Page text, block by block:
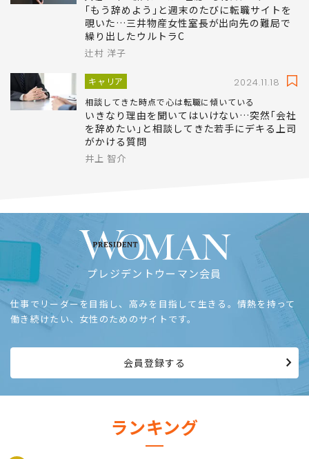
｢もう辞めよう｣と週末のたびに転職サイトを
覗いた…三井物産女性室長が出向先の難局で
繰り出したウルトラC
辻村 洋子
キャリア 2024.11.18
相談してきた時点で心は転職に傾いている
いきなり理由を聞いてはいけない…突然｢会社
を辞めたい｣と相談してきた若手にデキる上司
がかける質問
井上 智介
プレジデントウーマン会員
仕事でリーダーを目指し、高みを目指して生きる。情熱を持って
働き続けたい、女性のためのサイトです。
会員登録する
ランキング